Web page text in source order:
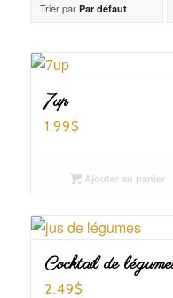
Trier par Par défaut
7up
1,99$
Ajouter au panier
Cocktail de
2,49$